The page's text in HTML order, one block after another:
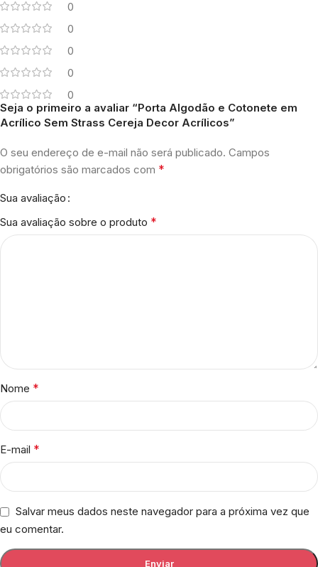
0
0
0
0
0
Seja o primeiro a avaliar “Porta Algodão e Cotonete em
Acrílico Sem Strass Cereja Decor Acrílicos”
O seu endereço de e-mail não será publicado. Campos
obrigatórios são marcados com *
Sua avaliação
Sua avaliação sobre o produto *
Nome *
E-mail *
Salvar meus dados neste navegador para a próxima vez que
eu comentar.